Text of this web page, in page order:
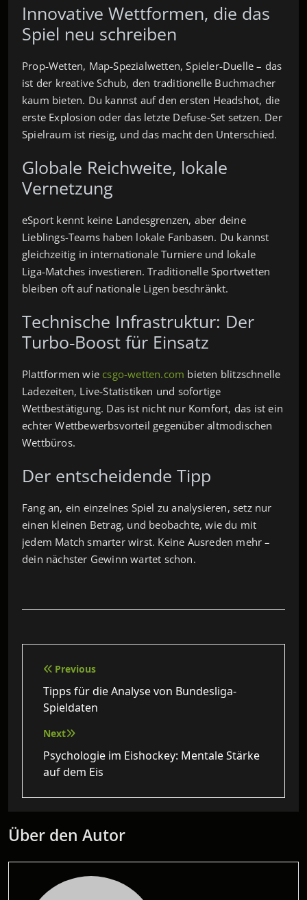
Innovative Wettformen, die das
Spiel neu schreiben
Prop‑Wetten, Map‑Spezialwetten, Spieler‑Duelle – das
ist der kreative Schub, den traditionelle Buchmacher
kaum bieten. Du kannst auf den ersten Headshot, die
erste Explosion oder das letzte Defuse-Set setzen. Der
Spielraum ist riesig, und das macht den Unterschied.
Globale Reichweite, lokale
Vernetzung
eSport kennt keine Landesgrenzen, aber deine
Lieblings-Teams haben lokale Fanbasen. Du kannst
gleichzeitig in internationale Turniere und lokale
Liga‑Matches investieren. Traditionelle Sportwetten
bleiben oft auf nationale Ligen beschränkt.
Technische Infrastruktur: Der
Turbo‑Boost für Einsatz
Plattformen wie csgo-wetten.com bieten blitzschnelle
Ladezeiten, Live‑Statistiken und sofortige
Wettbestätigung. Das ist nicht nur Komfort, das ist ein
echter Wettbewerbsvorteil gegenüber altmodischen
Wettbüros.
Der entscheidende Tipp
Fang an, ein einzelnes Spiel zu analysieren, setz nur
einen kleinen Betrag, und beobachte, wie du mit
jedem Match smarter wirst. Keine Ausreden mehr –
dein nächster Gewinn wartet schon.
Beitragsnavigation
Previous
Tipps für die Analyse von Bundesliga-
Spieldaten
Next
Psychologie im Eishockey: Mentale Stärke
auf dem Eis
Über den Autor